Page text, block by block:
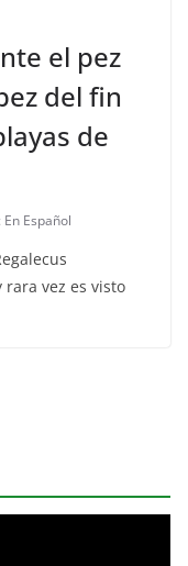
el pez
del fin
de
Español
vez es visto